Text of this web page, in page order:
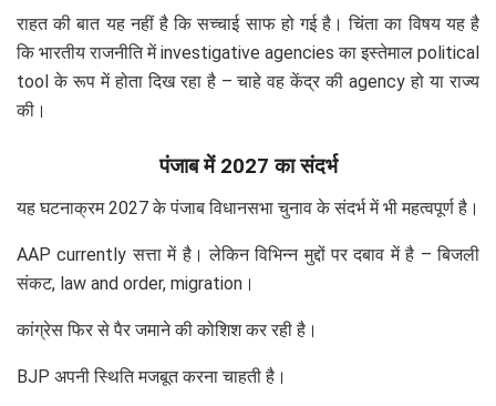
राहत की बात यह नहीं है कि सच्चाई साफ हो गई है। चिंता का विषय यह है
कि भारतीय राजनीति में investigative agencies का इस्तेमाल political
tool के रूप में होता दिख रहा है – चाहे वह केंद्र की agency हो या राज्य
की।
पंजाब में 2027 का संदर्भ
यह घटनाक्रम 2027 के पंजाब विधानसभा चुनाव के संदर्भ में भी महत्वपूर्ण है।
AAP currently सत्ता में है। लेकिन विभिन्न मुद्दों पर दबाव में है – बिजली
संकट, law and order, migration।
कांग्रेस फिर से पैर जमाने की कोशिश कर रही है।
BJP अपनी स्थिति मजबूत करना चाहती है।